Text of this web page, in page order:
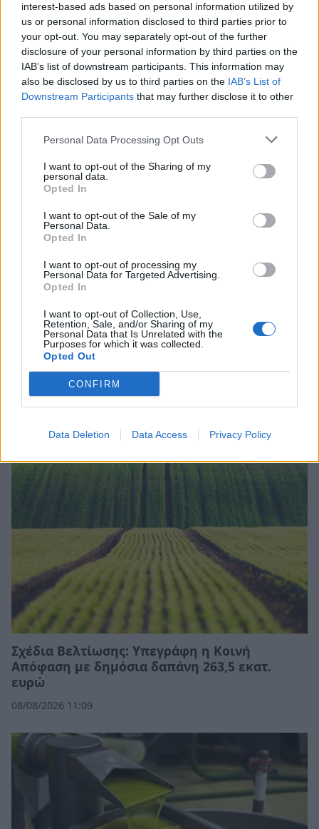
interest-based ads based on personal information utilized by
us or personal information disclosed to third parties prior to
your opt-out. You may separately opt-out of the further
disclosure of your personal information by third parties on the
IAB’s list of downstream participants. This information may
also be disclosed by us to third parties on the IAB’s List of
Downstream Participants that may further disclose it to other
Personal Data Processing Opt Outs
I want to opt-out of the Sharing of my
personal data.
Opted In
I want to opt-out of the Sale of my
Personal Data.
Opted In
I want to opt-out of processing my
Personal Data for Targeted Advertising.
Opted In
I want to opt-out of Collection, Use,
Retention, Sale, and/or Sharing of my
Personal Data that Is Unrelated with the
Purposes for which it was collected.
Opted Out
CONFIRM
Data Deletion Data Access Privacy Policy
Σχετικά Άρθρα
Σχέδια Βελτίωσης: Υπεγράφη η Κοινή
Απόφαση με δημόσια δαπάνη 263,5 εκατ.
ευρώ
08/08/2026 11:09